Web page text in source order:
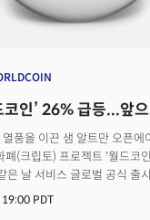
코인’ 26% 급등...앞
풍을 이끈 샘 알트만 오픈
폐(크립토) 프로젝트 '월드코
은 날 서비스 글로벌 공식 출
주목을 받고 있다. 다만 규
집해 사업한다는 점에서 여전
PDT